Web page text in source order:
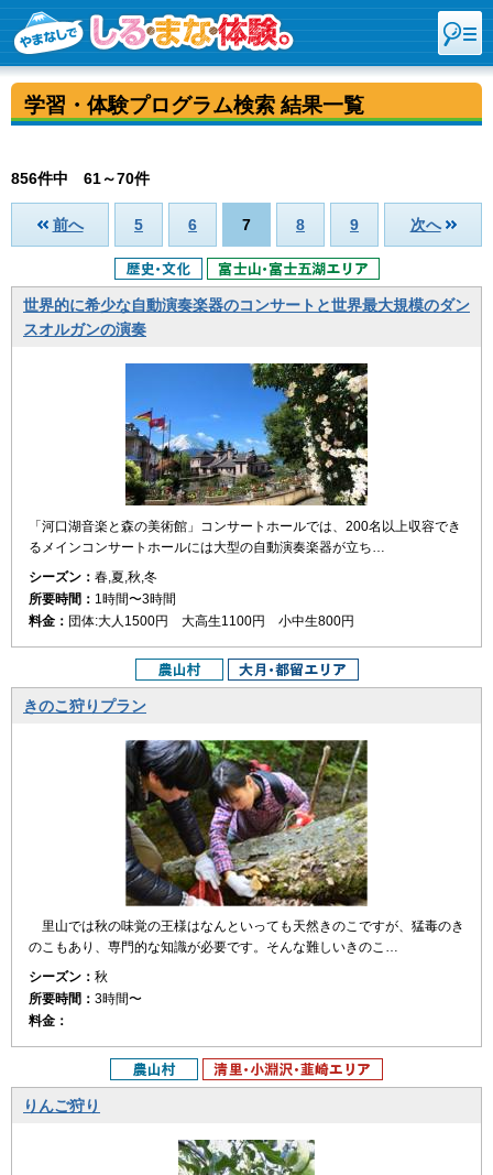
学習・体験プログラム検索 結果一覧
856件中 61～70件
前へ 5 6 7 8 9 次へ
世界的に希少な自動演奏楽器のコンサートと世界最大規模のダン
スオルガンの演奏
「河口湖音楽と森の美術館」コンサートホールでは、200名以上収容でき
るメインコンサートホールには大型の自動演奏楽器が立ち…
シーズン： 春,夏,秋,冬
所要時間： 1時間〜3時間
料金： 団体:大人1500円 大高生1100円 小中生800円
きのこ狩りプラン
里山では秋の味覚の王様はなんといっても天然きのこですが、猛毒のき
のこもあり、専門的な知識が必要です。そんな難しいきのこ…
シーズン： 秋
所要時間： 3時間〜
料金：
りんご狩り